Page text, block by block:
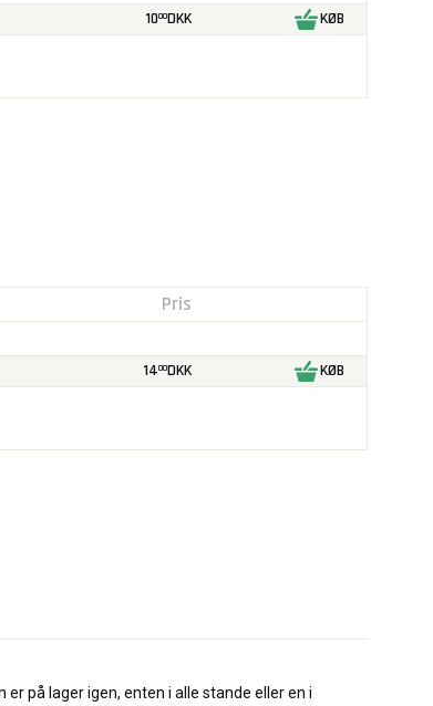
1000DKK KØB
Pris
1400DKK KØB
på lager igen, enten i alle stande eller en i